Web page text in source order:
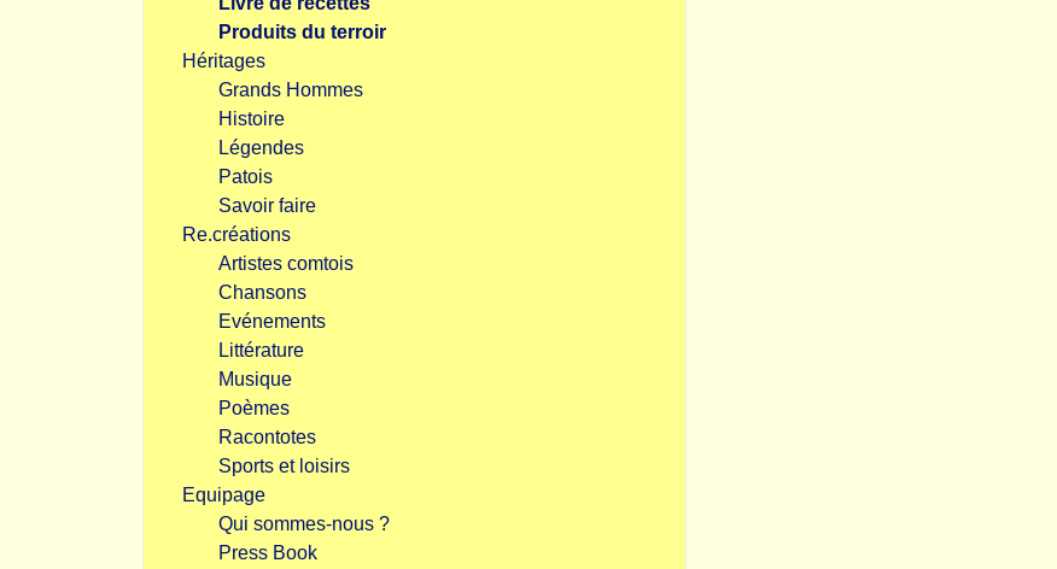
Produits du terroir
Héritages
Grands Hommes
Histoire
Légendes
Patois
Savoir faire
Re.créations
Artistes comtois
Chansons
Evénements
Littérature
Musique
Poèmes
Racontotes
Sports et loisirs
Equipage
Qui sommes-nous ?
Press Book